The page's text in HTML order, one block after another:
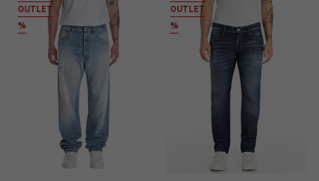
OUTLET
%
OUTLET
%